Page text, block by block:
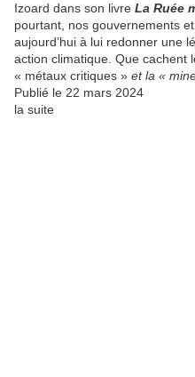
Izoard dans son livre La Ruée
pourtant, nos gouvernements
aujourd’hui à lui redonner une
action climatique. Que cachent
« métaux critiques » et la «
Publié le 22 mars 2024
la suite